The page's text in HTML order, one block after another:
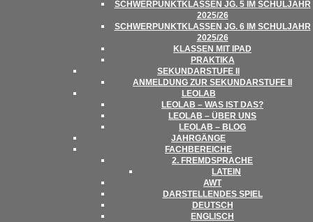
SCHWER­PUNKT­KLAS­SEN JG. 5 IM SCHUL­JAHR
2025/​​26
SCHWER­PUNKT­KLAS­SEN JG. 6 IM SCHUL­JAHR
2025/​​26
KLAS­SEN MIT IPAD
PRAK­TIKA
SEKUN­DAR­STUFE II
ANMEL­DUNG ZUR SEKUN­DAR­STUFE II
LEO­LAB
LEO­LAB – WAS IST DAS?
LEO­LAB – ÜBER UNS
LEO­LAB – BLOG
JAHR­GÄNGE
FACH­BE­REI­CHE
2. FREMD­SPRA­CHE
LATEIN
AWT
DAR­STEL­LEN­DES SPIEL
DEUTSCH
ENG­LISCH